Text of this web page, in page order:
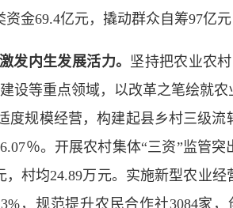
金69.4亿元，撬动群众自筹97亿元
发内生发展活力。 坚持把农业农
设等重点领域，以改革之笔绘就
度规模经营，构建起县乡村三级
％。开展农村集体“三资”监管
村均24.89万元。实施新型农业
，规范提升农民合作社3084家，